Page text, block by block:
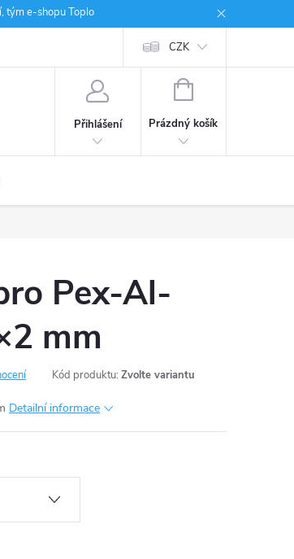
tým e-shopu Toplo
CZK
Přihlášení
NÁKUPNÍ
Prázdný košík
Pex-Al-
mm
Kód produktu: Zvolte variantu
Detailní informace